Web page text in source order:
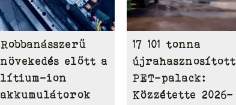
Robbanásszerű
növekedés előtt a
lítium-ion
akkumulátorok
17 101 tonna
újrahasznosított
PET-palack:
Közzétette 2026-